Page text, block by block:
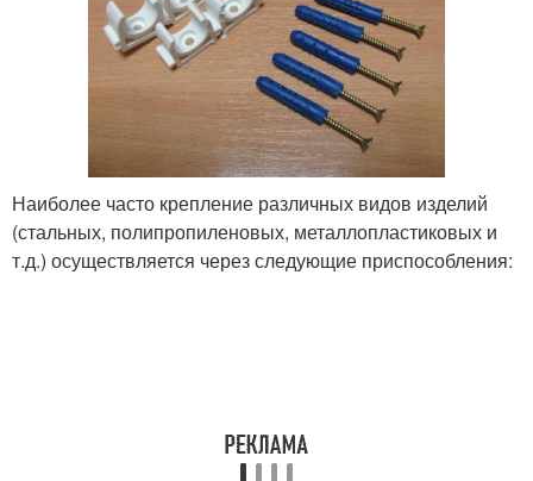
Наиболее часто крепление различных видов изделий
(стальных, полипропиленовых, металлопластиковых и
т.д.) осуществляется через следующие приспособления: